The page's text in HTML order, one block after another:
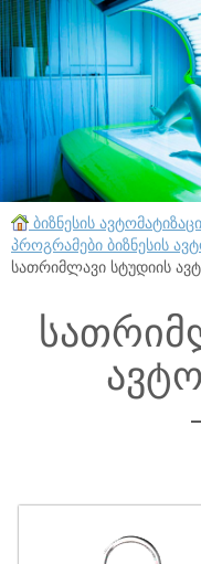
ბიზნესის
პროგრამები ბიზნესის
სათრიმლავი სტუდიის